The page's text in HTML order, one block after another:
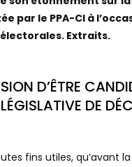
par le PPA-CI à
Extraits.
D’ÊTRE
DE
fins utiles, qu’avant